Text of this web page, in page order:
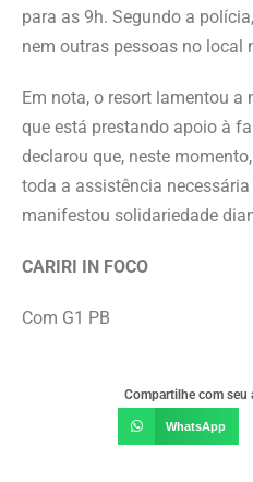
para as 9h. Segundo a
nem outras pessoas no local
Em nota, o resort lamentou
que está prestando apoio à
declarou que, neste
toda a assistência
manifestou solidariedade
CARIRI IN FOCO
Com G1 PB
Compartilhe com seu
WhatsApp